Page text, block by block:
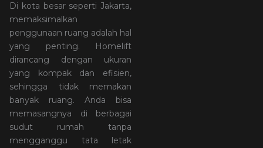
Di kota besar seperti Jakarta,
memaksimalkan
penggunaan ruang adalah hal
yang penting. Homelift
dirancang dengan ukuran
yang kompak dan efisien,
sehingga tidak memakan
banyak ruang. Anda bisa
memasangnya di berbagai
sudut rumah tanpa
mengganggu tata letak